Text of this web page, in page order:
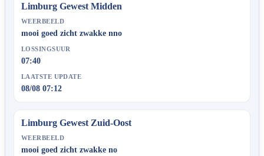
Limburg Gewest Midden
WEERBEELD
mooi goed zicht zwakke nno
LOSSINGSUUR
07:40
LAATSTE UPDATE
08/08 07:12
Limburg Gewest Zuid-Oost
WEERBEELD
mooi goed zicht zwakke no